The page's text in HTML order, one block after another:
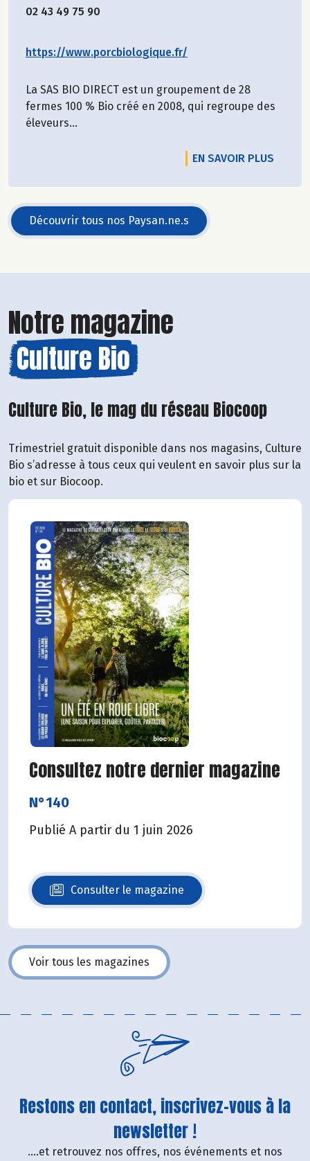
02 43 49 75 90
https://www.porcbiologique.fr/
La SAS BIO DIRECT est un groupement de 28
fermes 100 % Bio créé en 2008, qui regroupe des
éleveurs...
EN SAVOIR PLUS
Découvrir tous nos Paysan.ne.s
Notre magazine
Culture Bio
Culture Bio, le mag du réseau Biocoop
Trimestriel gratuit disponible dans nos magasins, Culture
Bio s’adresse à tous ceux qui veulent en savoir plus sur la
bio et sur Biocoop.
Consultez notre dernier magazine
N°140
Publié A partir du 1 juin 2026
Consulter le magazine
N°140
Voir tous les magazines
Restons en contact, inscrivez-vous à la
newsletter !
....et retrouvez nos offres, nos événements et nos